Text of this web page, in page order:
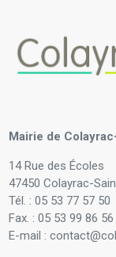
Mairie de
14 Rue des Écoles
47450 Colayrac-
Tél. : 05 53 77 57 50
Fax. : 05 53 99 86 56
E-mail :